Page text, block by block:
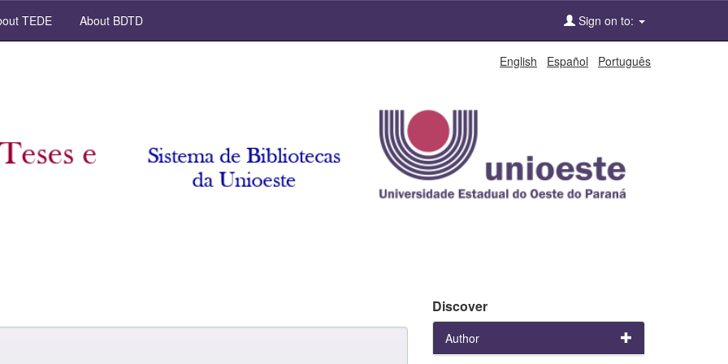
TEDE About BDTD Sign on to:
English Español Português
Discover
Author